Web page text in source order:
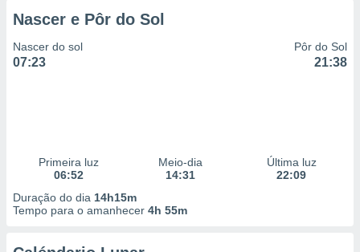
Nascer e Pôr do Sol
Nascer do sol
07:23
Pôr do Sol
21:38
Primeira luz
06:52
Meio-dia
14:31
Última luz
22:09
Duração do dia 14h15m
Tempo para o amanhecer 4h 55m